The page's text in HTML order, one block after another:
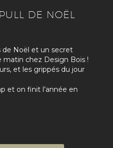
DE NOËL
de Noël et un secret
matin chez Design Bois !
et les grippés du jour
et on finit l’année en